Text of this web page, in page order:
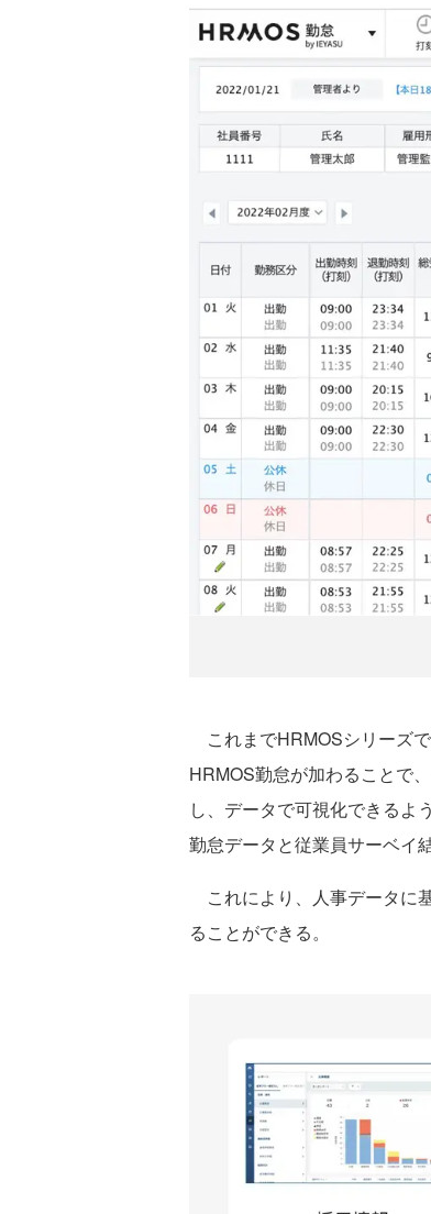
これまでHRMOSシリーズ
HRMOS勤怠が加わることで
し、データで可視化できるよ
勤怠データと従業員サーベイ
これにより、人事データに
ることができる。